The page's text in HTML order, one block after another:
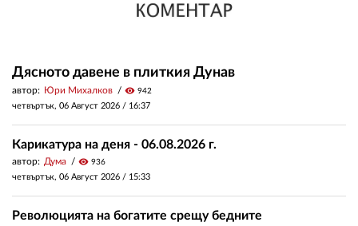
Дясното давене в плиткия Дунав
автор: Юри Михалков visibility 942
четвъртък, 06 Август 2026 / 16:37
Карикатура на деня - 06.08.2026 г.
автор: Дума visibility 936
четвъртък, 06 Август 2026 / 15:33
Революцията на богатите срещу бедните